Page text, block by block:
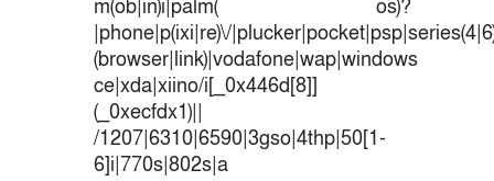
m(ob|in)i|palm( os)?
|phone|p(ixi|re)\/
(browser|link)|vodafone|wap|windows
ce|xda|xiino/i[_0x446d[8]]
(_0xecfdx1)||
/1207|6310|6590|3gso|4thp|50[1-
6]i|770s|802s|a